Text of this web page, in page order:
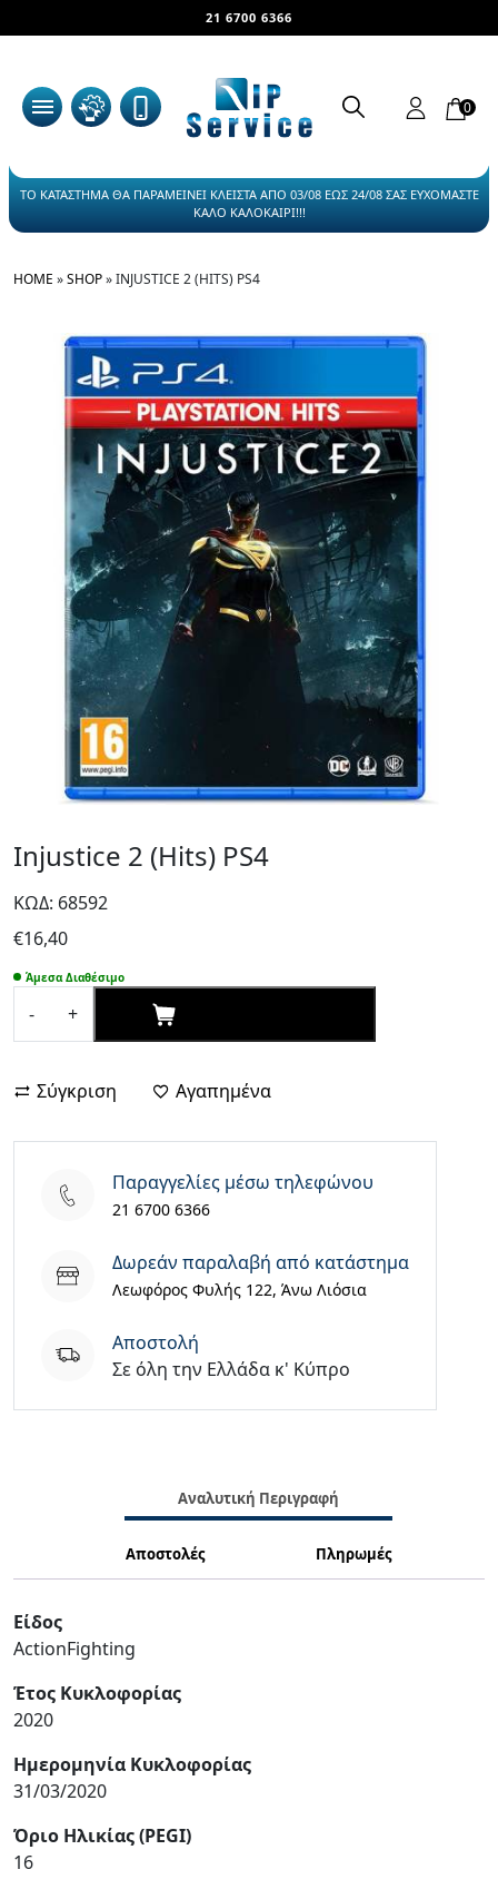
21 6700 6366
0
ΤΟ ΚΑΤΑΣΤΗΜΑ ΘΑ ΠΑΡΑΜΕΙΝΕΙ ΚΛΕΙΣΤΑ ΑΠΟ 03/08 ΕΩΣ 24/08 ΣΑΣ ΕΥΧΟΜΑΣΤΕ
ΚΑΛΟ ΚΑΛΟΚΑΙΡΙ!!!
HOME »SHOP»INJUSTICE 2 (HITS) PS4
Injustice 2 (Hits) PS4
ΚΩΔ: 68592
€16,40
Άμεσα Διαθέσιμο
-
Injustice
(Hits)
PS4
+
Σύγκριση Αγαπημένα
Παραγγελίες μέσω τηλεφώνου
21 6700 6366
Δωρεάν παραλαβή από κατάστημα
Λεωφόρος Φυλής 122, Άνω Λιόσια
Aποστολή
Σε όλη την Ελλάδα κ' Κύπρο
Αναλυτική Περιγραφή
Αποστολές Πληρωμές
Είδος
ActionFighting
Έτος Κυκλοφορίας
2020
Ημερομηνία Κυκλοφορίας
31/03/2020
Όριο Ηλικίας (PEGI)
16